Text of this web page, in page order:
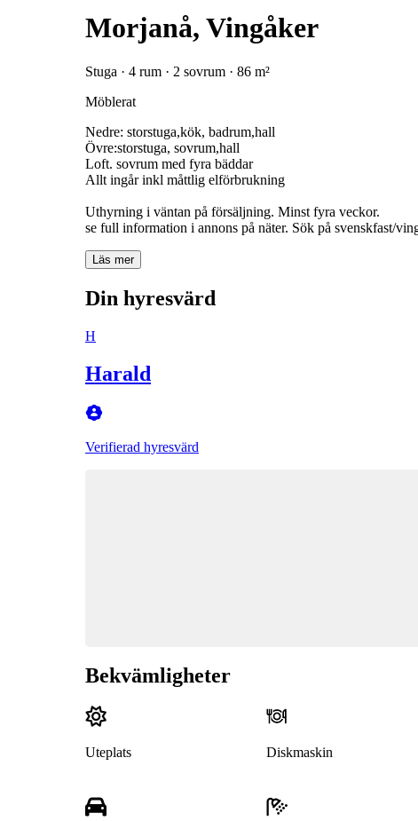
Morjanå, Vingåker
Stuga · 4 rum · 2 sovrum · 86 m²
Möblerat
Nedre: storstuga,kök, badrum,hall
Övre:storstuga, sovrum,hall
Loft. sovrum med fyra bäddar
Allt ingår inkl måttlig elförbrukning
Uthyrning i väntan på försäljning. Minst fyra veckor.
se full information i annons på näter. Sök på svenskfast/
Läs mer
Din hyresvärd
H
Harald
Verifierad hyresvärd
Bekvämligheter
Uteplats Diskmaskin